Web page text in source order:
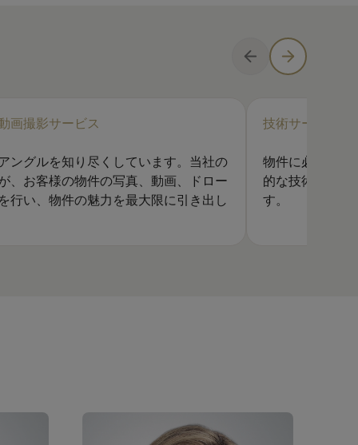
画撮影サービス
ングルを知り尽くしています。当社の
、お客様の物件の写真、動画、ドロー
行い、物件の魅力を最大限に引き出し
技術サービス
物件に必要な修
的な技術サポ
す。